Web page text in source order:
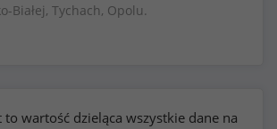
Białej, Tychach, Opolu.
wartość dzieląca wszystkie dane na